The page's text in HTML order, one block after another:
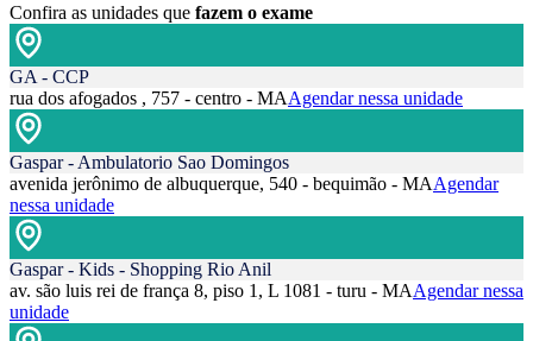
Confira as unidades que fazem o exame
GA - CCP
rua dos afogados , 757 - centro - MAAgendar nessa unidade
Gaspar - Ambulatorio Sao Domingos
avenida jerônimo de albuquerque, 540 - bequimão - MAAgendar
nessa unidade
Gaspar - Kids - Shopping Rio Anil
av. são luis rei de frança 8, piso 1, L 1081 - turu - MAAgendar nessa
unidade